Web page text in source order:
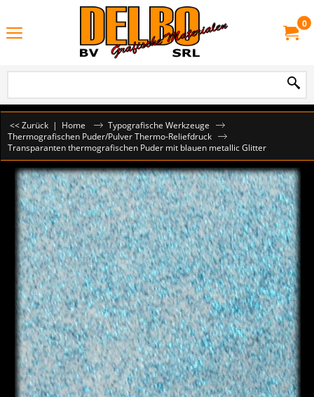
0
<< Zurück | Home
Typografische Werkzeuge
Thermografischen Puder/Pulver Thermo-Reliefdruck
Transparanten thermografischen Puder mit blauen metallic Glitter